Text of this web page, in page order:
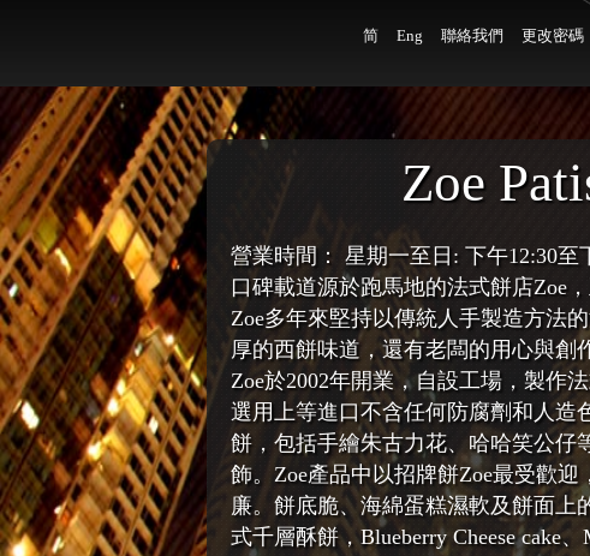
简 Eng 聯絡我們 更改密碼
Zoe
營業時間： 星期一至日: 下午12:30至
口碑載道源於跑馬地的法式餅店Zoe
Zoe多年來堅持以傳統人手製造方法
厚的西餅味道，還有老闆的用心與創
Zoe於2002年開業，自設工場，製作
選用上等進口不含任何防腐劑和人造
餅，包括手繪朱古力花、哈哈笑公仔
飾。Zoe產品中以招牌餅Zoe最受歡
廉。餅底脆、海綿蛋糕濕軟及餅面上
式千層酥餅，Blueberry Cheese cake